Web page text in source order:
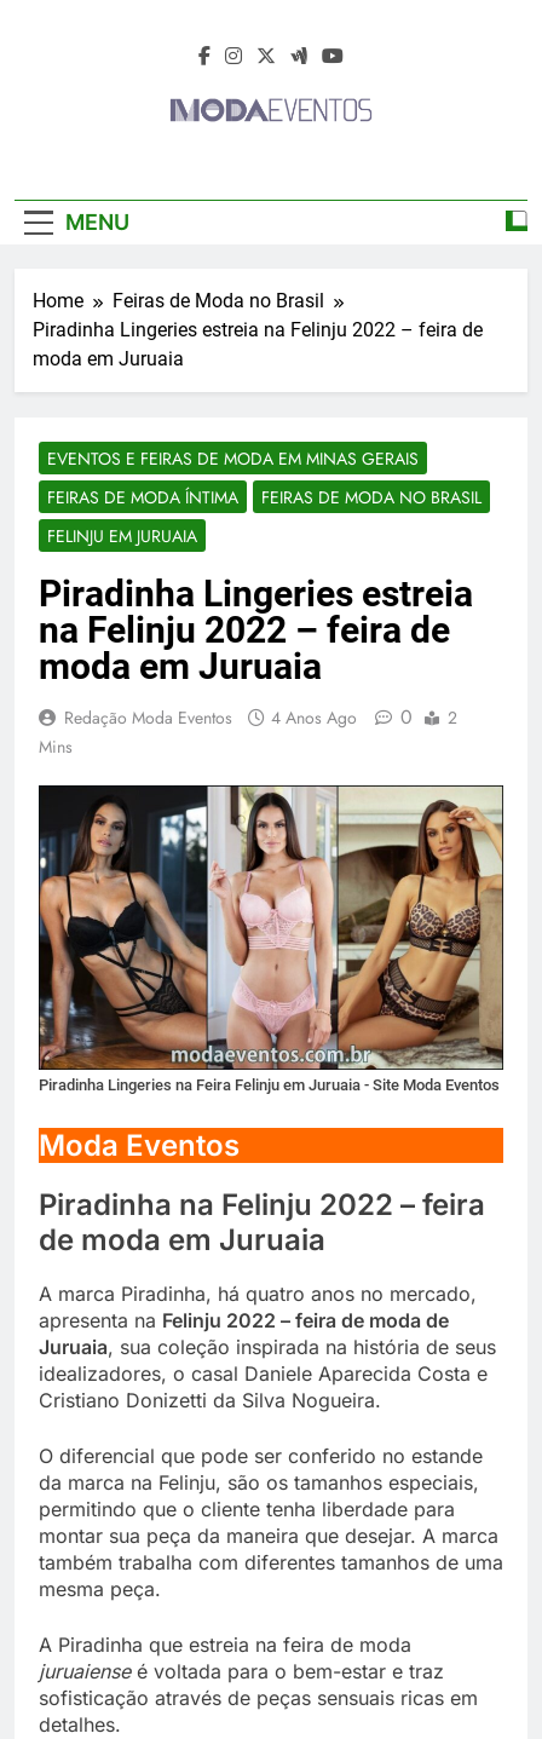
2026 – Desfiles
Feiras De Moda
2026
Feiras De Moda 2026 – Feiras De Moda No
MENU
Home
Feiras de Moda no Brasil
Piradinha Lingeries estreia na Felinju 2022 – feira de
moda em Juruaia
EVENTOS E FEIRAS DE MODA EM MINAS GERAIS
FEIRAS DE MODA ÍNTIMA
FEIRAS DE MODA NO BRASIL
FELINJU EM JURUAIA
Piradinha Lingeries estreia
na Felinju 2022 – feira de
moda em Juruaia
Redação Moda Eventos 4 Anos Ago 0
2
Mins
Piradinha Lingeries na Feira Felinju em Juruaia - Site Moda Eventos
Moda Eventos
Piradinha na Felinju 2022 – feira
de moda em Juruaia
A marca Piradinha, há quatro anos no mercado,
apresenta na Felinju 2022 – feira de moda de
Juruaia, sua coleção inspirada na história de seus
idealizadores, o casal Daniele Aparecida Costa e
Cristiano Donizetti da Silva Nogueira.
O diferencial que pode ser conferido no estande
da marca na Felinju, são os tamanhos especiais,
permitindo que o cliente tenha liberdade para
montar sua peça da maneira que desejar. A marca
também trabalha com diferentes tamanhos de uma
mesma peça.
A Piradinha que estreia na feira de moda
juruaienseé voltada para o bem-estar e traz
sofisticação através de peças sensuais ricas em
detalhes.